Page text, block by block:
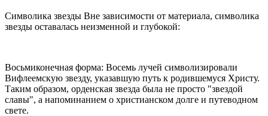
Символика звезды Вне зависимости от материала, символика
звезды оставалась неизменной и глубокой:
Восьмиконечная форма: Восемь лучей символизировали
Вифлеемскую звезду, указавшую путь к родившемуся Христу.
Таким образом, орденская звезда была не просто "звездой
славы", а напоминанием о христианском долге и путеводном
свете.